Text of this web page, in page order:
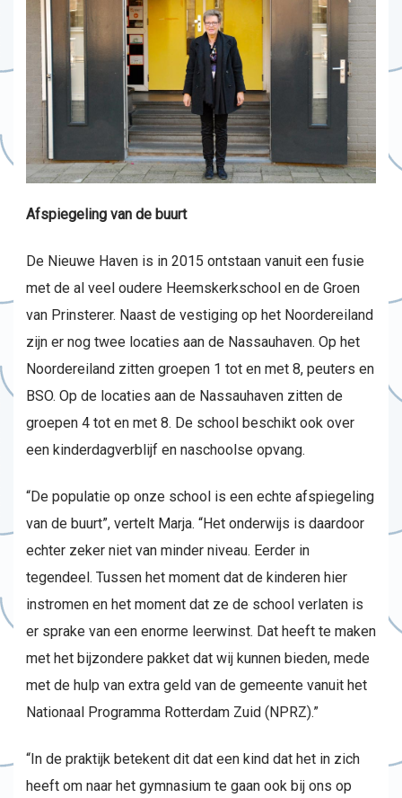
Afspiegeling van de buurt
De Nieuwe Haven is in 2015 ontstaan vanuit een fusie
met de al veel oudere Heemskerkschool en de Groen
van Prinsterer. Naast de vestiging op het Noordereiland
zijn er nog twee locaties aan de Nassauhaven. Op het
Noordereiland zitten groepen 1 tot en met 8, peuters en
BSO. Op de locaties aan de Nassauhaven zitten de
groepen 4 tot en met 8. De school beschikt ook over
een kinderdagverblijf en naschoolse opvang.
“De populatie op onze school is een echte afspiegeling
van de buurt”, vertelt Marja. “Het onderwijs is daardoor
echter zeker niet van minder niveau. Eerder in
tegendeel. Tussen het moment dat de kinderen hier
instromen en het moment dat ze de school verlaten is
er sprake van een enorme leerwinst. Dat heeft te maken
met het bijzondere pakket dat wij kunnen bieden, mede
met de hulp van extra geld van de gemeente vanuit het
Nationaal Programma Rotterdam Zuid (NPRZ).”
“In de praktijk betekent dit dat een kind dat het in zich
heeft om naar het gymnasium te gaan ook bij ons op